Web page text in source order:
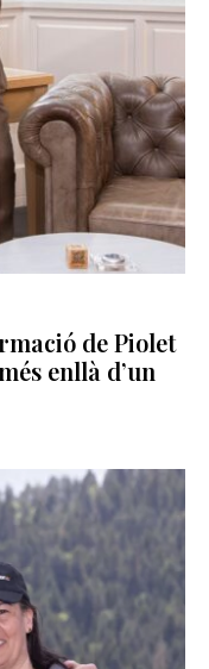
de Piolet
enllà d’un